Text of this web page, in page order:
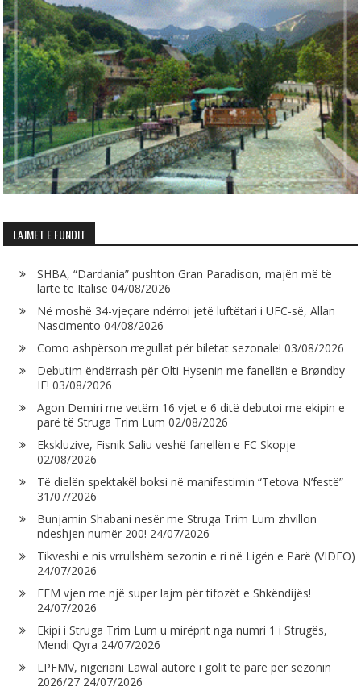
LAJMET E FUNDIT
SHBA, “Dardania” pushton Gran Paradison, majën më të
lartë të Italisë 04/08/2026
Në moshë 34-vjeçare ndërroi jetë luftëtari i UFC-së, Allan
Nascimento 04/08/2026
Como ashpërson rregullat për biletat sezonale! 03/08/2026
Debutim ëndërrash për Olti Hysenin me fanellën e Brøndby
IF! 03/08/2026
Agon Demiri me vetëm 16 vjet e 6 ditë debutoi me ekipin e
parë të Struga Trim Lum 02/08/2026
Ekskluzive, Fisnik Saliu veshë fanellën e FC Skopje
02/08/2026
Të dielën spektakël boksi në manifestimin “Tetova N’festë”
31/07/2026
Bunjamin Shabani nesër me Struga Trim Lum zhvillon
ndeshjen numër 200! 24/07/2026
Tikveshi e nis vrrullshëm sezonin e ri në Ligën e Parë (VIDEO)
24/07/2026
FFM vjen me një super lajm për tifozët e Shkëndijës!
24/07/2026
Ekipi i Struga Trim Lum u mirëprit nga numri 1 i Strugës,
Mendi Qyra 24/07/2026
LPFMV, nigeriani Lawal autorë i golit të parë për sezonin
2026/27 24/07/2026